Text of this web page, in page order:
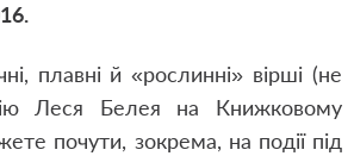
плавні й «рослинні» вірші (не
Леся Белея на Книжковому
почути, зокрема, на події під